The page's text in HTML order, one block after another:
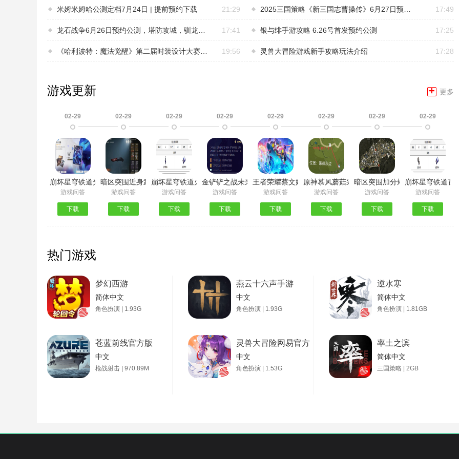
米姆米姆哈公测定档7月24日 | 提前预约下载 21:29 17:49
17:41 银与绯手游攻略 6.26号首发预约公测 17:25
19:56 灵兽大冒险游戏新手攻略玩法介绍 17:28
游戏更新 + 更多
02-29
崩坏星穹铁道光锥池保底继承吗 武器池保底机制介绍
游戏问答
下载
02-29
暗区突围近身武器怎么获得 近战武器购买方法分享
游戏问答
下载
02-29
崩坏星穹铁道火主突破材料一览 火主晋级材料详解
游戏问答
下载
02-29
金铲铲之战未来战士传送门怎么移动
游戏问答
下载
02-29
王者荣耀蔡文姬新皮肤多少钱 电玩兔顽号价格介绍
游戏问答
下载
02-29
原神慕风蘑菇采集地点一览 慕风蘑菇收集位置分享
游戏问答
下载
02-29
暗区突围加分规则是什么 新赛季
游戏问答
下载
02-29
崩坏星穹铁道瓦
游戏问答
下载
热门游戏
梦幻西游
简体中文
角色扮演 | 1.93G
燕云十六声手游
中文
角色扮演 | 1.93G
逆水寒
简体中文
角色扮演 | 1.81GB
苍蓝前线官方版
中文
枪战射击 | 970.89M
灵兽大冒险网易官方版
中文
角色扮演 | 1.53G
率土之滨
简体中文
三国策略 | 2GB